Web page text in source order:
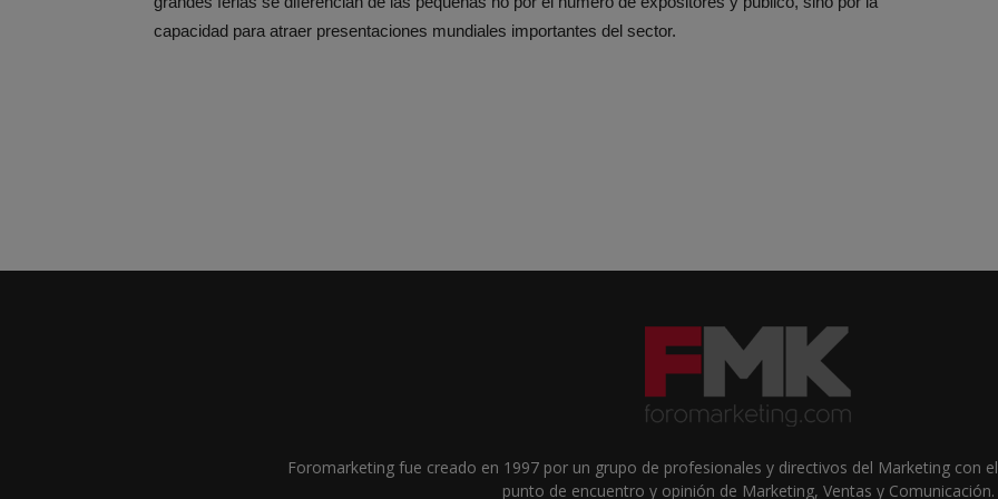
capacidad para atraer presentaciones mundiales importantes del sector.
Foromarketing fue creado en 1997 por un grupo de profesionales y directivos del Marketing con
punto de encuentro y opinión de Marketing, Ventas y Comunicación.